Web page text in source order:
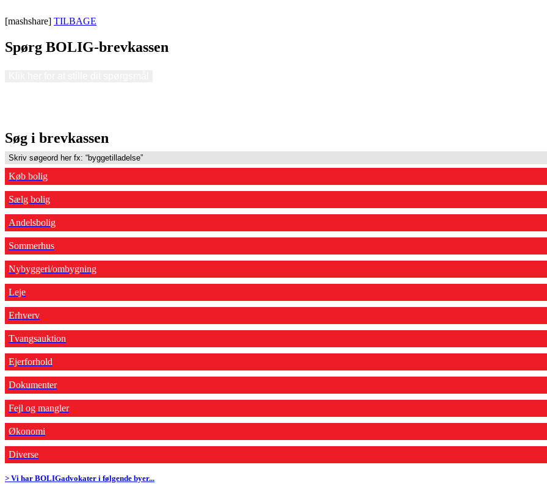
[mashshare] TILBAGE
Spørg BOLIG-brevkassen
Søg i brevkassen
Køb bolig
Sælg bolig
Andelsbolig
Sommerhus
Nybyggeri/ombygning
Leje
Erhverv
Tvangsauktion
Ejerforhold
Dokumenter
Fejl og mangler
Økonomi
Diverse
> Vi har BOLIGadvokater i følgende byer...